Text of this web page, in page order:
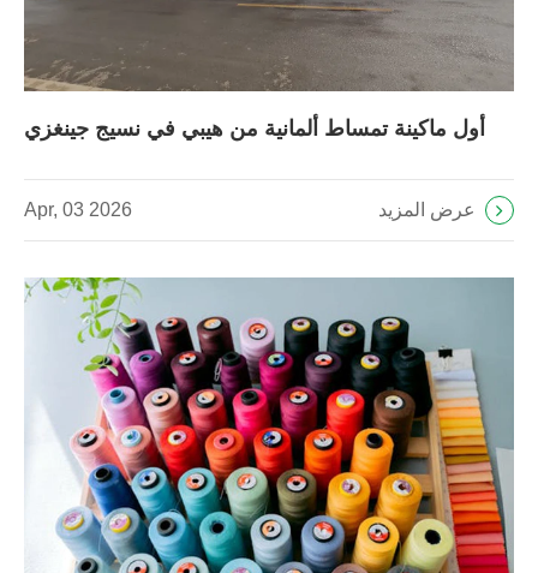
أول ماكينة تمساط ألمانية من هيبي في نسيج جينغزي
Apr, 03 2026 عرض المزيد